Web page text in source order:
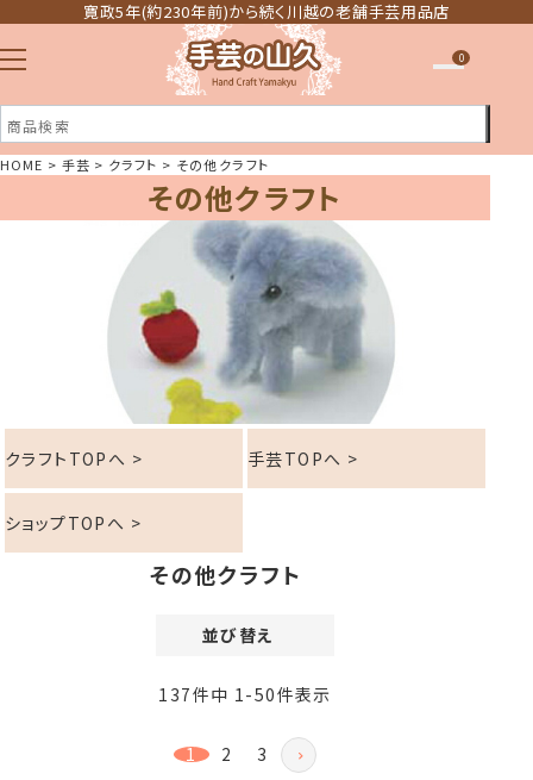
寛政5年(約230年前)から続く川越の老舗手芸用品店
注文履歴
ほしい物リスト
0
HOME 手芸 クラフト その他クラフト
その他クラフト
クラフトTOPへ > 手芸TOPへ >
ショップTOPへ >
その他クラフト
並び替え
価格が高い順
登録順
137件中 1 -50件表示
1 2 3